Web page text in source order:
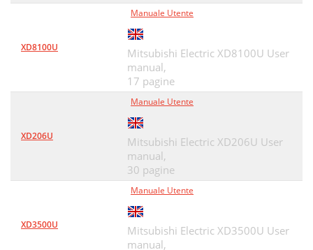
XD8100U
Manuale Utente
Mitsubishi Electric XD8100U User
manual,
17 pagine
XD206U
Manuale Utente
Mitsubishi Electric XD206U User
manual,
30 pagine
XD3500U
Manuale Utente
Mitsubishi Electric XD3500U User
manual,